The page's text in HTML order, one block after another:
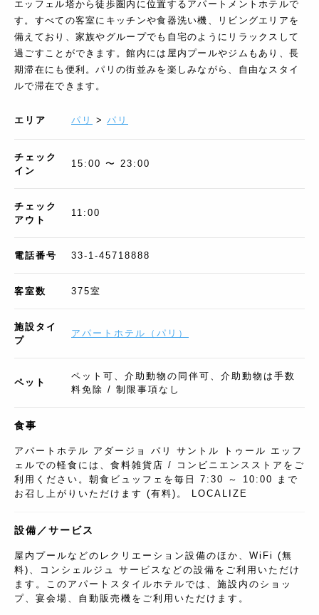
エッフェル塔から徒歩圏内に位置するアパートメントホテルで
す。すべての客室にキッチンや食器洗い機、リビングエリアを
備えており、家族やグループでも自宅のようにリラックスして
過ごすことができます。館内には屋内プールやジムもあり、長
期滞在にも便利。パリの街並みを楽しみながら、自由なスタイ
ルで滞在できます。
エリア パリ > パリ
チェック
イン
15:00 〜 23:00
チェック
アウト
11:00
電話番号 33-1-45718888
客室数 375室
施設タイ
プ
アパートホテル （ パリ ）
ペット
ペット可、介助動物の同伴可、介助動物は手数
料免除 / 制限事項なし
食事
アパートホテル アダージョ パリ サントル トゥール エッフ
ェルでの軽食には、食料雑貨店 / コンビニエンスストアをご
利用ください。朝食ビュッフェを毎日 7:30 ～ 10:00 まで
お召し上がりいただけます (有料)。 LOCALIZE
設備／サービス
屋内プールなどのレクリエーション設備のほか、WiFi (無
料)、コンシェルジュ サービスなどの設備をご利用いただけ
ます。このアパートスタイルホテルでは、施設内のショッ
プ、宴会場、自動販売機をご利用いただけます。